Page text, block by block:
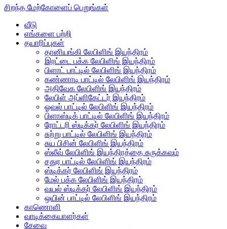
சிறந்த மேற்கோளைப் பெறுங்கள்
வீடு
எங்களை பற்றி
தயாரிப்புகள்
தானியங்கி லேபிளிங் இயந்திரம்
இரட்டை பக்க லேபிளிங் இயந்திரம்
பிளாட் பாட்டில் லேபிளிங் இயந்திரம்
கண்ணாடி பாட்டில் லேபிளிங் இயந்திரம்
அதிவேக லேபிளிங் இயந்திரம்
லேபிள் அப்ளிகேட்டர் இயந்திரம்
ஓவல் பாட்டில் லேபிளிங் இயந்திரம்
பிளாஸ்டிக் பாட்டில் லேபிளிங் இயந்திரம்
ரோட்டரி ஸ்டிக்கர் லேபிளிங் இயந்திரம்
சுற்று பாட்டில் லேபிளிங் இயந்திரம்
சுய பிசின் லேபிளிங் இயந்திரம்
ஸ்லீவ் லேபிளிங் இயந்திரத்தை சுருக்கவும்
சதுர பாட்டில் லேபிளிங் இயந்திரம்
ஸ்டிக்கர் லேபிளிங் இயந்திரம்
மேல் பக்க லேபிளிங் இயந்திரம்
வயல் ஸ்டிக்கர் லேபிளிங் இயந்திரம்
ஒயின் பாட்டில் லேபிளிங் இயந்திரம்
காணொளி
வாடிக்கையாளர்கள்
சேவை